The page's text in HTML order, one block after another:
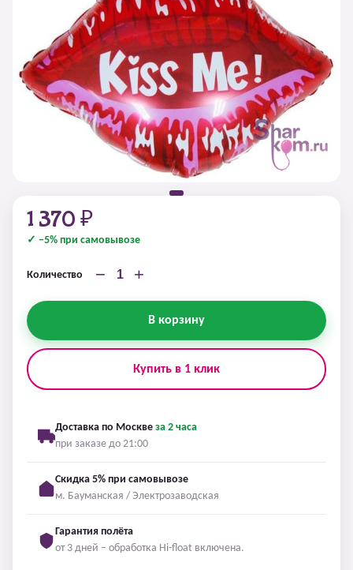
1 370 ₽
✓ −5% при самовывозе
Количество − +
В корзину
Купить в 1 клик
Доставка по Москве за 2 часа
при заказе до 21:00
Скидка 5% при самовывозе
м. Бауманская / Электрозаводская
Гарантия полёта
от 3 дней – обработка Hi-float включена.